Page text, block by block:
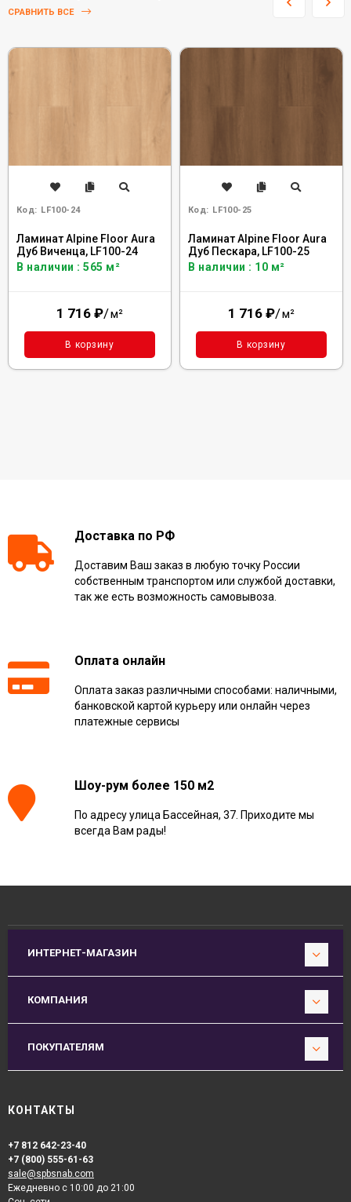
СРАВНИТЬ ВСЕ
Код: LF100-24
Ламинат Alpine Floor Aura
Дуб Виченца, LF100-24
В наличии : 565 м²
1 716 ₽/м²
В корзину
Код: LF100-25
Ламинат Alpine Floor Aura
Дуб Пескара, LF100-25
В наличии : 10 м²
1 716 ₽/м²
В корзину
Доставка по РФ
Доставим Ваш заказ в любую точку России
собственным транспортом или службой доставки,
так же есть возможность самовывоза.
Оплата онлайн
Оплата заказ различными способами: наличными,
банковской картой курьеру или онлайн через
платежные сервисы
Шоу-рум более 150 м2
По адресу улица Бассейная, 37. Приходите мы
всегда Вам рады!
ИНТЕРНЕТ-МАГАЗИН
КОМПАНИЯ
ПОКУПАТЕЛЯМ
КОНТАКТЫ
+7 812 642-23-40
+7 (800) 555-61-63
sale@spbsnab.com
Ежедневно с 10:00 до 21:00